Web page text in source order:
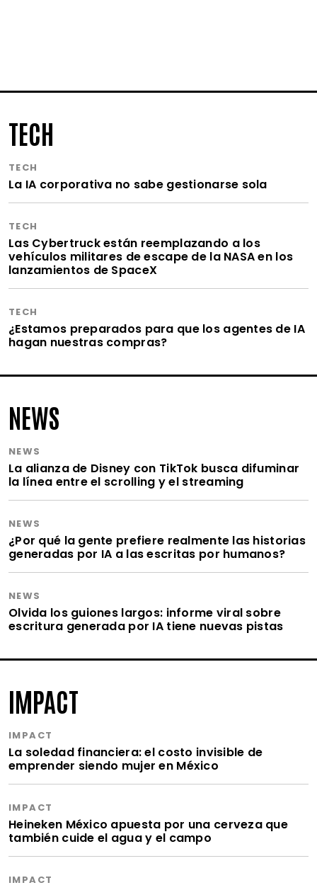
TECH
TECH
La IA corporativa no sabe gestionarse sola
TECH
Las Cybertruck están reemplazando a los
vehículos militares de escape de la NASA en los
lanzamientos de SpaceX
TECH
¿Estamos preparados para que los agentes de IA
hagan nuestras compras?
NEWS
NEWS
La alianza de Disney con TikTok busca difuminar
la línea entre el scrolling y el streaming
NEWS
¿Por qué la gente prefiere realmente las historias
generadas por IA a las escritas por humanos?
NEWS
Olvida los guiones largos: informe viral sobre
escritura generada por IA tiene nuevas pistas
IMPACT
IMPACT
La soledad financiera: el costo invisible de
emprender siendo mujer en México
IMPACT
Heineken México apuesta por una cerveza que
también cuide el agua y el campo
IMPACT